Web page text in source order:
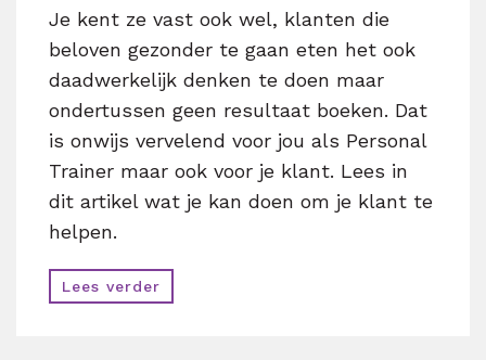
Je kent ze vast ook wel, klanten die
beloven gezonder te gaan eten het ook
daadwerkelijk denken te doen maar
ondertussen geen resultaat boeken. Dat
is onwijs vervelend voor jou als Personal
Trainer maar ook voor je klant. Lees in
dit artikel wat je kan doen om je klant te
helpen.
Lees verder